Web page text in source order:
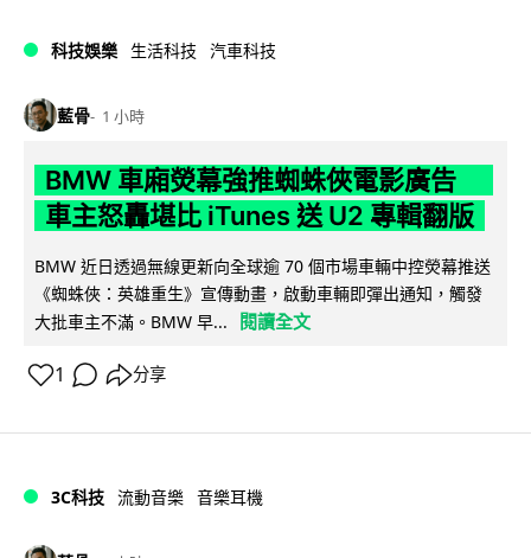
科技娛樂 生活科技 汽車科技
藍骨 1 小時
BMW 車廂熒幕強推蜘蛛俠電影廣告
車主怒轟堪比 iTunes 送 U2 專輯翻版
BMW 近日透過無線更新向全球逾 70 個市場車輛中控熒幕推送
《蜘蛛俠：英雄重生》宣傳動畫，啟動車輛即彈出通知，觸發
大批車主不滿。BMW 早...
閱讀全文
1 分享
3C科技 流動音樂 音樂耳機